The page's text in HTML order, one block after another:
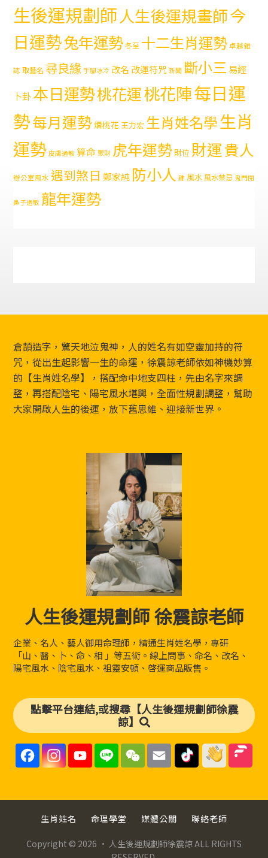
生後運規劃師人生後運規畫師今
日運勢兔年運勢冬至 十二生肖運勢 卓越雜
誌 取藝名 尋良緣 手腳冰冷 改名 改運符咒 新聞 斷小三易經
卜卦本日運勢桃花運桃花陣每日運
勢每月運勢 爛桃花 王力宏 生肖姓名學生肖
運勢 皮膚過敏 算命 聚財 虎年運勢 財位 財運貴人
辦公室風水 遇到煞日 鄭家純 防小人 雞 風水風水禁忌 鬼門開
鼻子過敏 龍年運勢
Footer
倉頡造字，驚天地泣鬼神，人的姓名有如空靈加持的符
咒，從出生起影響一生的命運，徐震諒老師依如神機妙算
的【生肖姓名學】，搭配命中地支四柱，先由名字來調
整，再搭配陰宅、陽宅風水堪輿，全面性規劃調整，幫助
大家開啟人生的後運，放下舊思維、迎接新世界。
人生後運規劃師 徐震諒老師
企業、名人、藝人御用命理師，精通生肖姓名學，專研
「山、醫、卜、命、相 」等五術。線上問事、命名、改名、
陽宅風水、陰宅風水、祖靈安頓、啓運商品販售。
點擊平台連結,或搜尋【人生後運規劃師徐震
諒】
F
a
c
k
I
s
a
m
Y
u
C
h
n
L
n
W
C
E
a
生肖姓名 命理學堂 媒體公關 聯絡老師
Copyright © 2026 · 人生後運規劃師徐震諒 ALL RIGHTS